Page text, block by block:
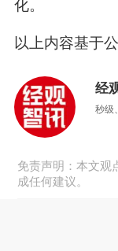
化。
以上内容基于
经
秒级
免责声明：本文观
成任何建议。